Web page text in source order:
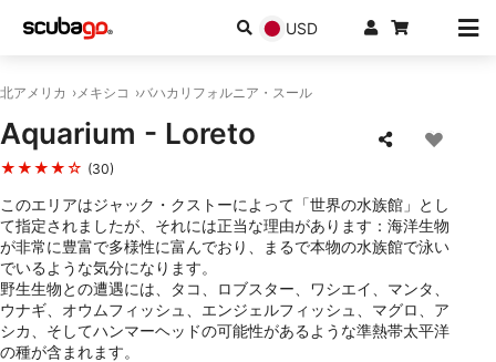
USD
北アメリカ メキシコ バハカリフォルニア・スール
Aquarium - Loreto
★★★★☆ (30)
このエリアはジャック・クストーによって「世界の水族館」とし
て指定されましたが、それには正当な理由があります：海洋生物
が非常に豊富で多様性に富んでおり、まるで本物の水族館で泳い
でいるような気分になります。
野生生物との遭遇には、タコ、ロブスター、ワシエイ、マンタ、
ウナギ、オウムフィッシュ、エンジェルフィッシュ、マグロ、ア
シカ、そしてハンマーヘッドの可能性があるような準熱帯太平洋
の種が含まれます。